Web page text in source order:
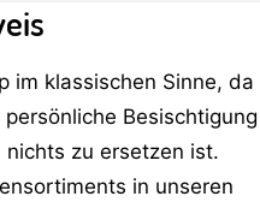
im klassischen Sinne, da
Besischtigung
zu ersetzen ist.
in unseren